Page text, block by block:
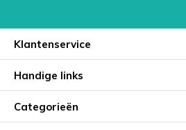
Klantenservice
Handige links
Categorieën